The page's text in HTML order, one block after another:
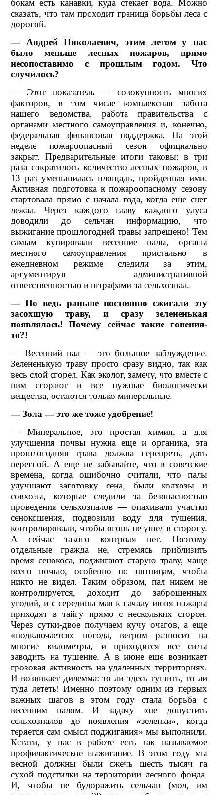
бокам есть канавки, куда стекает вода. Можно
сказать, что там проходит граница борьбы леса с
дорогой.
— Андрей Николаевич, этим летом у нас
было меньше лесных пожаров, прямо
несопоставимо с прошлым годом. Что
случилось?
— Этот показатель — совокупность многих
факторов, в том числе комплексная работа
нашего ведомства, работа правительства с
органами местного самоуправления и, конечно,
федеральная финансовая поддержка. На этой
неделе пожароопасный сезон официально
закрыт. Предварительные итоги таковы: в три
раза сократилось количество лесных пожаров, в
13 раз уменьшилась площадь, пройденная ими.
Активная подготовка к пожароопасному сезону
стартовала прямо с начала года, когда еще снег
лежал. Через каждого главу каждого улуса
доводили до сельчан информацию, что
выжигание прошлогодней травы запрещено! Тем
самым купировали весенние палы, органы
местного самоуправления пристально в
ежедневном режиме следили за этим,
аргументируя административной
ответственностью и штрафами за сельхозпал.
— Но ведь раньше постоянно сжигали эту
засохшую траву, и сразу зелененькая
появлялась! Почему сейчас такие гонения-
то?!
— Весенний пал — это большое заблуждение.
Зелененькую траву просто сразу видно, так как
весь слой сгорел. Как эколог, замечу, что вместе с
ним сгорают и все нужные биологически
вещества, остаются только минеральные.
— Зола — это же тоже удобрение!
— Минеральное, это простая химия, а для
улучшения почвы нужна еще и органика, эта
прошлогодняя трава должна перепреть, дать
перегной. А еще не забывайте, что в советские
времена, когда ошибочно считали, что палы
улучшают заготовку сена, были колхозы и
совхозы, которые следили за безопасностью
проведения сельхозпалов — опахивали участки
сенокошения, подвозили воду для тушения,
контролировали, чтобы огонь не ушел в сторону.
А сейчас такого контроля нет. Поэтому
отдельные гражда­ не, стремясь приблизить
время сенокоса, поджигают старую траву, чаще
всего ночью, особенно по пятницам, чтобы
никто не видел. Таким образом, пал никем не
контролируется, доходит до заброшенных
угодий, и с середины мая к началу июня пожары
приходят в тайгу прямо с нескольких сторон.
Через сутки-двое получаем кучу очагов, а еще
«подключается» погода, ветром разносит на
многие километры, и приходится все силы
заводить на тушение. А в июне еще возникает
грозовая активность на удаленных территориях.
И возникает дилемма: то ли здесь тушить, то ли
туда лететь! Именно поэтому одним из первых
важных шагов в этом году стала борьба с
весенним палом. И задачу «не допустить
сельхозпалов до появления «зеленки», когда
теряется сам смысл поджигания» мы выполнили.
Кстати, у нас в работе есть так называемое
профилактическое выжигание. В этом году мы
весной должны были сжечь шесть тысяч га
сухой подстилки на территории лесного фонда.
И, чтобы не будоражить сельчан (мол, им